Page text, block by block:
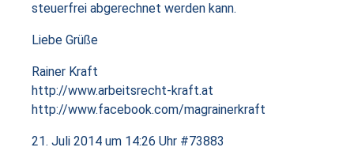
steuerfrei abgerechnet werden kann.
Liebe Grüße
Rainer Kraft
http://www.arbeitsrecht-kraft.at
http://www.facebook.com/magrainerkraft
21. Juli 2014 um 14:26 Uhr #73883